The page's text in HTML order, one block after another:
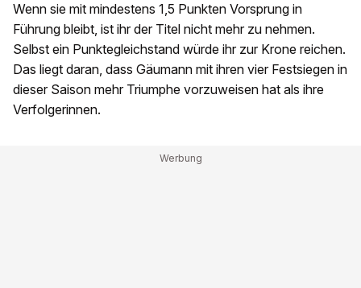
Wenn sie mit mindestens 1,5 Punkten Vorsprung in
Führung bleibt, ist ihr der Titel nicht mehr zu nehmen.
Selbst ein Punktegleichstand würde ihr zur Krone reichen.
Das liegt daran, dass Gäumann mit ihren vier Festsiegen in
dieser Saison mehr Triumphe vorzuweisen hat als ihre
Verfolgerinnen.